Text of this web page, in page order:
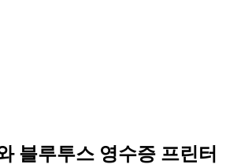
블루투스 영수증 프린터